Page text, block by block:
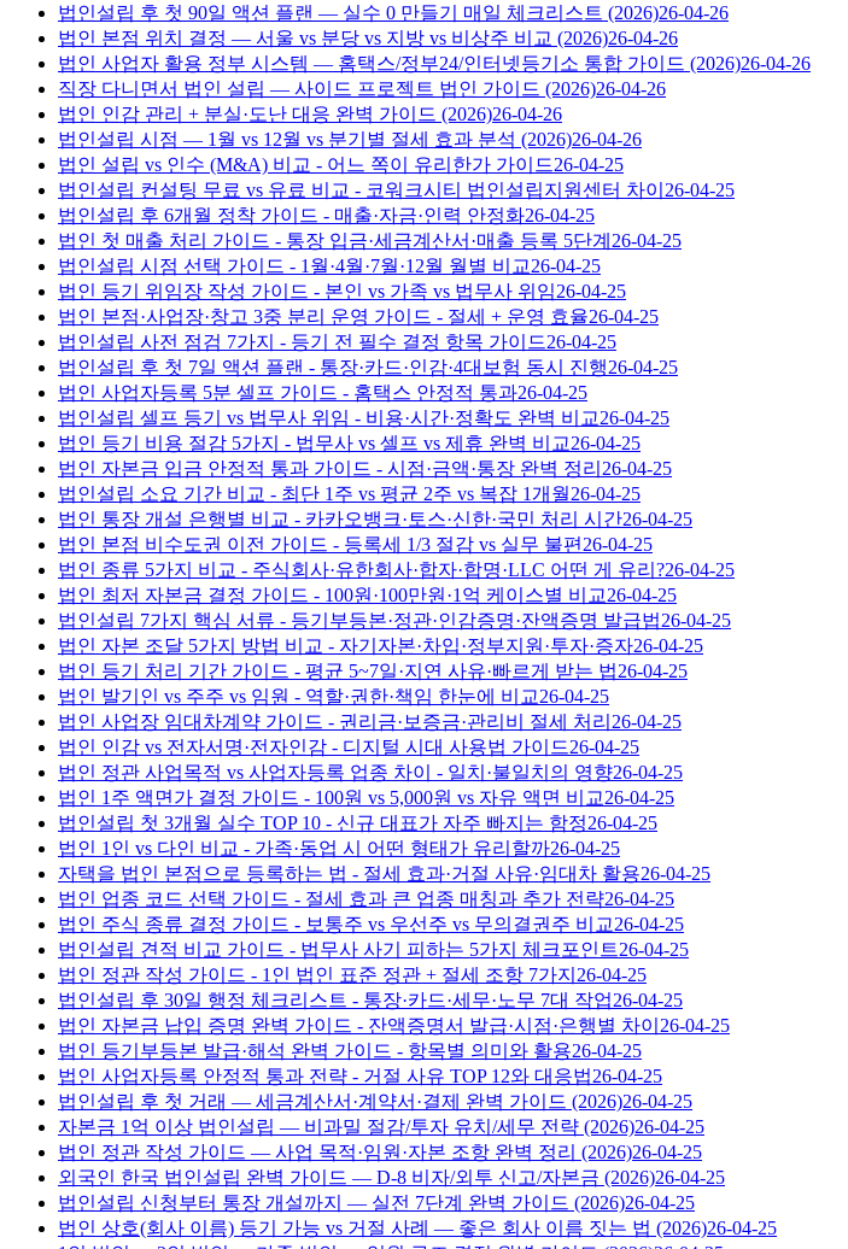
법인설립 후 첫 90일 액션 플랜 — 실수 0 만들기 매일 체크리스트 (2026)26-04-26
법인 본점 위치 결정 — 서울 vs 분당 vs 지방 vs 비상주 비교 (2026)26-04-26
법인 사업자 활용 정부 시스템 — 홈택스/정부24/인터넷등기소 통합 가이드 (2026)26-04-26
직장 다니면서 법인 설립 — 사이드 프로젝트 법인 가이드 (2026)26-04-26
법인 인감 관리 + 분실·도난 대응 완벽 가이드 (2026)26-04-26
법인설립 시점 — 1월 vs 12월 vs 분기별 절세 효과 분석 (2026)26-04-26
법인 설립 vs 인수 (M&A) 비교 - 어느 쪽이 유리한가 가이드26-04-25
법인설립 컨설팅 무료 vs 유료 비교 - 코워크시티 법인설립지원센터 차이 26-04-25
법인설립 후 6개월 정착 가이드 - 매출·자금·인력 안정화26-04-25
법인 첫 매출 처리 가이드 - 통장 입금·세금계산서·매출 등록 5단계 26-04-25
법인설립 시점 선택 가이드 - 1월·4월·7월·12월 월별 비교26-04-25
법인 등기 위임장 작성 가이드 - 본인 vs 가족 vs 법무사 위임26-04-25
법인 본점·사업장·창고 3중 분리 운영 가이드 - 절세 + 운영 효율26-04-25
법인설립 사전 점검 7가지 - 등기 전 필수 결정 항목 가이드26-04-25
법인설립 후 첫 7일 액션 플랜 - 통장·카드·인감·4대보험 동시 진행26-04-25
법인 사업자등록 5분 셀프 가이드 - 홈택스 안정적 통과26-04-25
법인설립 셀프 등기 vs 법무사 위임 - 비용·시간·정확도 완벽 비교26-04-25
법인 등기 비용 절감 5가지 - 법무사 vs 셀프 vs 제휴 완벽 비교26-04-25
법인 자본금 입금 안정적 통과 가이드 - 시점·금액·통장 완벽 정리 26-04-25
법인설립 소요 기간 비교 - 최단 1주 vs 평균 2주 vs 복잡 1개월26-04-25
법인 통장 개설 은행별 비교 - 카카오뱅크·토스·신한·국민 처리 시간26-04-25
법인 본점 비수도권 이전 가이드 - 등록세 1/3 절감 vs 실무 불편 26-04-25
법인 종류 5가지 비교 - 주식회사·유한회사·합자·합명·LLC 어떤 게 유리?26-04-25
법인 최저 자본금 결정 가이드 - 100원·100만원·1억 케이스별 비교26-04-25
법인설립 7가지 핵심 서류 - 등기부등본·정관·인감증명·잔액증명 발급법26-04-25
법인 자본 조달 5가지 방법 비교 - 자기자본·차입·정부지원·투자·증자26-04-25
법인 등기 처리 기간 가이드 - 평균 5~7일·지연 사유·빠르게 받는 법26-04-25
법인 발기인 vs 주주 vs 임원 - 역할·권한·책임 한눈에 비교26-04-25
법인 사업장 임대차계약 가이드 - 권리금·보증금·관리비 절세 처리 26-04-25
법인 인감 vs 전자서명·전자인감 - 디지털 시대 사용법 가이드26-04-25
법인 정관 사업목적 vs 사업자등록 업종 차이 - 일치·불일치의 영향26-04-25
법인 1주 액면가 결정 가이드 - 100원 vs 5,000원 vs 자유 액면 비교26-04-25
법인설립 첫 3개월 실수 TOP 10 - 신규 대표가 자주 빠지는 함정26-04-25
법인 1인 vs 다인 비교 - 가족·동업 시 어떤 형태가 유리할까26-04-25
자택을 법인 본점으로 등록하는 법 - 절세 효과·거절 사유·임대차 활용26-04-25
법인 업종 코드 선택 가이드 - 절세 효과 큰 업종 매칭과 추가 전략26-04-25
법인 주식 종류 결정 가이드 - 보통주 vs 우선주 vs 무의결권주 비교26-04-25
법인설립 견적 비교 가이드 - 법무사 사기 피하는 5가지 체크포인트26-04-25
법인 정관 작성 가이드 - 1인 법인 표준 정관 + 절세 조항 7가지 26-04-25
법인설립 후 30일 행정 체크리스트 - 통장·카드·세무·노무 7대 작업26-04-25
법인 자본금 납입 증명 완벽 가이드 - 잔액증명서 발급·시점·은행별 차이 26-04-25
법인 등기부등본 발급·해석 완벽 가이드 - 항목별 의미와 활용26-04-25
법인 사업자등록 안정적 통과 전략 - 거절 사유 TOP 12와 대응법26-04-25
법인설립 후 첫 거래 — 세금계산서·계약서·결제 완벽 가이드 (2026)26-04-25
자본금 1억 이상 법인설립 — 비과밀 절감/투자 유치/세무 전략 (2026)26-04-25
법인 정관 작성 가이드 — 사업 목적·임원·자본 조항 완벽 정리 (2026)26-04-25
외국인 한국 법인설립 완벽 가이드 — D-8 비자/외투 신고/자본금 (2026)26-04-25
법인설립 신청부터 통장 개설까지 — 실전 7단계 완벽 가이드 (2026)26-04-25
법인 상호(회사 이름) 등기 가능 vs 거절 사례 — 좋은 회사 이름 짓는 법 (2026)26-04-25